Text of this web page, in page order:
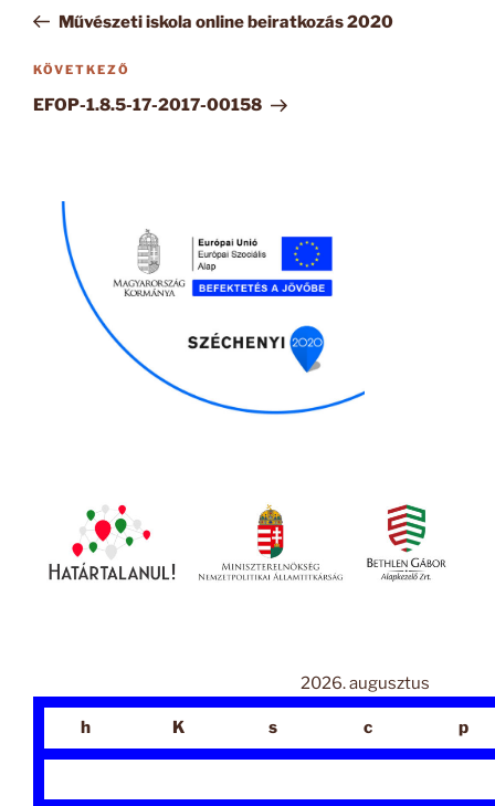
bejegyzés
Művészeti iskola online beiratkozás 2020
Következő
bejegyzés
KÖVETKEZŐ
EFOP-1.8.5-17-2017-00158
2026. augusztus
h K s c p